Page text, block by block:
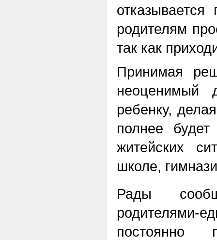
родителям
так как
Принимая
неоценимый
ребенку,
полнее
житейских
школе,
Рады
родителями-
постоянно